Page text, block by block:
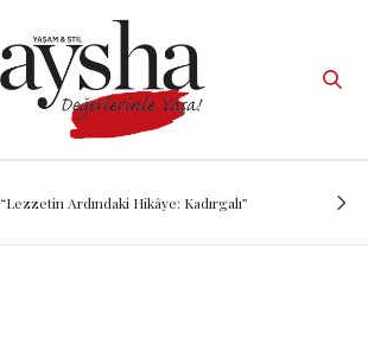
“Lezzetin Ardındaki Hikâye: Kadırgalı”